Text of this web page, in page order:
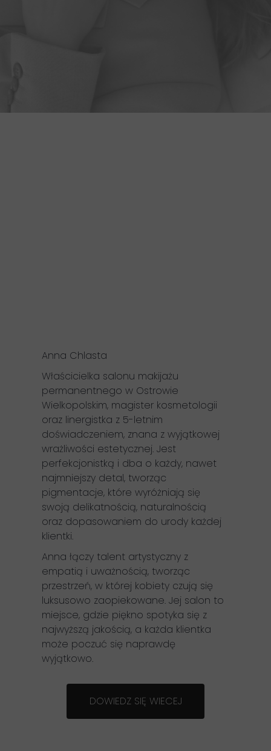
Anna Chlasta
Właścicielka salonu makijażu
permanentnego w Ostrowie
Wielkopolskim, magister kosmetologii
oraz linergistka z 5-letnim
doświadczeniem, znana z wyjątkowej
wrażliwości estetycznej. Jest
perfekcjonistką i dba o każdy, nawet
najmniejszy detal, tworząc
pigmentacje, które wyróżniają się
swoją delikatnością, naturalnością
oraz dopasowaniem do urody każdej
klientki.
Anna łączy talent artystyczny z
empatią i uważnością, tworząc
przestrzeń, w której kobiety czują się
luksusowo zaopiekowane. Jej salon to
miejsce, gdzie piękno spotyka się z
najwyższą jakością, a każda klientka
może poczuć się naprawdę
wyjątkowo.
DOWIEDZ SIĘ WIECEJ